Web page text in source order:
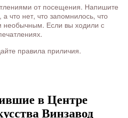
от посещения. Напишите
что нет, что запомнилось, что
необычным. Если вы ходили с
правила приличия.
в Центре
Винзавод